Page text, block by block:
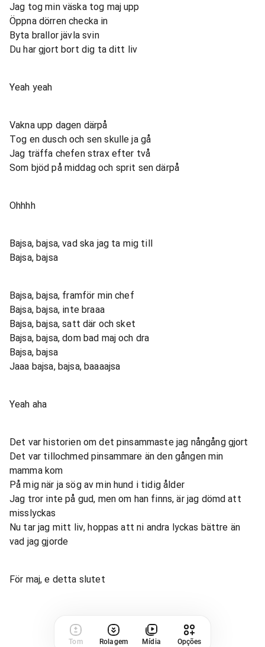
Jag tog min väska tog maj upp
Öppna dörren checka in
Byta brallor jävla svin
Du har gjort bort dig ta ditt liv
Yeah yeah
Vakna upp dagen därpå
Tog en dusch och sen skulle ja gå
Jag träffa chefen strax efter två
Som bjöd på middag och sprit sen därpå
Ohhhh
Bajsa, bajsa, vad ska jag ta mig till
Bajsa, bajsa
Bajsa, bajsa, framför min chef
Bajsa, bajsa, inte braaa
Bajsa, bajsa, satt där och sket
Bajsa, bajsa, dom bad maj och dra
Bajsa, bajsa
Jaaa bajsa, bajsa, baaaajsa
Yeah aha
Det var historien om det pinsammaste jag nångång gjort
Det var tillochmed pinsammare än den gången min
mamma kom
På mig när ja sög av min hund i tidig ålder
Jag tror inte på gud, men om han finns, är jag dömd att
misslyckas
Nu tar jag mitt liv, hoppas att ni andra lyckas bättre än
vad jag gjorde
För maj, e detta slutet
Tom Rolagem Mídia Opções